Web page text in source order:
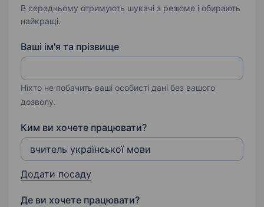
В середньому отримують шукачі з резюме і обирають
найкращі.
Ваші ім'я та прізвище
Ніхто не побачить ваші особисті дані без вашого
дозволу.
Ким ви хочете працювати?
Додати посаду
Де ви хочете працювати?